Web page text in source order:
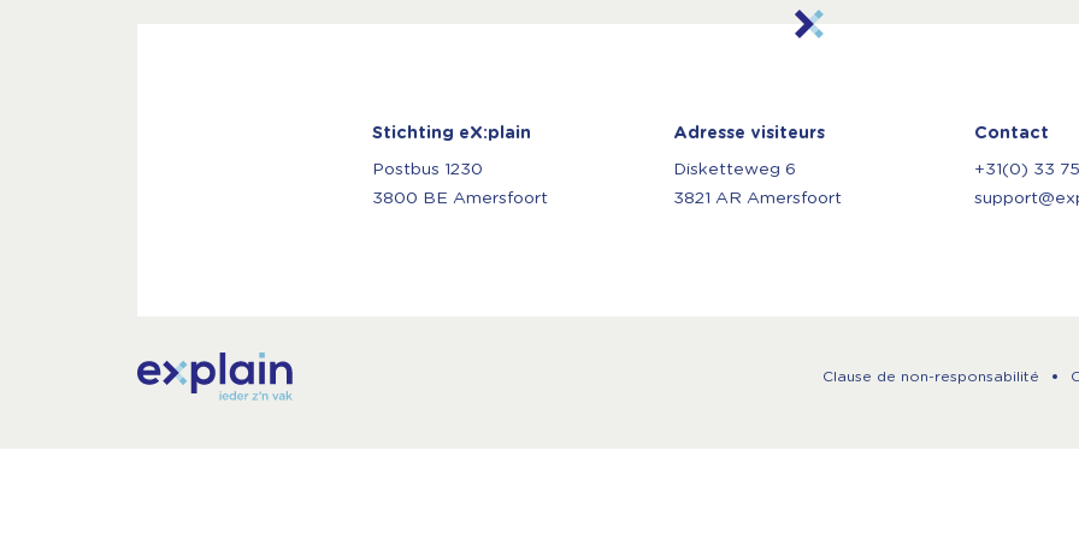
Stichting eX:plain
Postbus 1230
3800 BE Amersfoort
Adresse visiteurs
Disketteweg 6
3821 AR Amersfoort
Contact
+31(0) 33
Clause de non-responsabilité